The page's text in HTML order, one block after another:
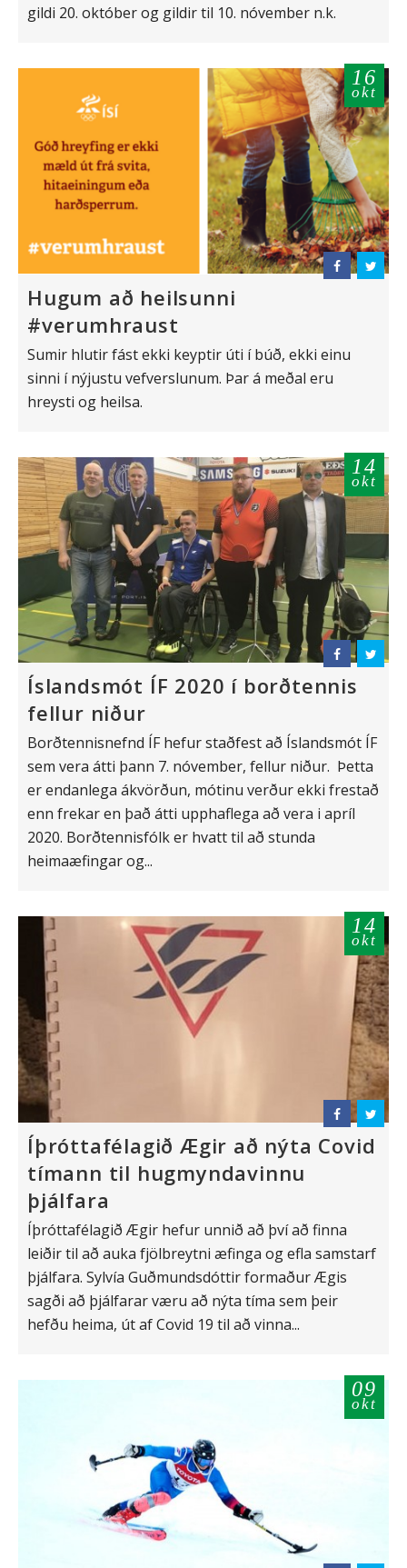
gildi 20. október og gildir til 10. nóvember n.k.
16
okt
Hugum að heilsunni
#verumhraust
Sumir hlutir fást ekki keyptir úti í búð, ekki einu
sinni í nýjustu vefverslunum. Þar á meðal eru
hreysti og heilsa.
14
okt
Íslandsmót ÍF 2020 í borðtennis
fellur niður
Borðtennisnefnd ÍF hefur staðfest að Íslandsmót ÍF
sem vera átti þann 7. nóvember, fellur niður. Þetta
er endanlega ákvörðun, mótinu verður ekki frestað
enn frekar en það átti upphaflega að vera i apríl
2020. Borðtennisfólk er hvatt til að stunda
heimaæfingar og...
14
okt
Íþróttafélagið Ægir að nýta Covid
tímann til hugmyndavinnu
þjálfara
Íþróttafélagið Ægir hefur unnið að því að finna
leiðir til að auka fjölbreytni æfinga og efla samstarf
þjálfara. Sylvía Guðmundsdóttir formaður Ægis
sagði að þjálfarar væru að nýta tíma sem þeir
hefðu heima, út af Covid 19 til að vinna...
09
okt